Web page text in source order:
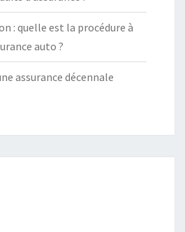
: quelle est la procédure à
auto ?
assurance décennale